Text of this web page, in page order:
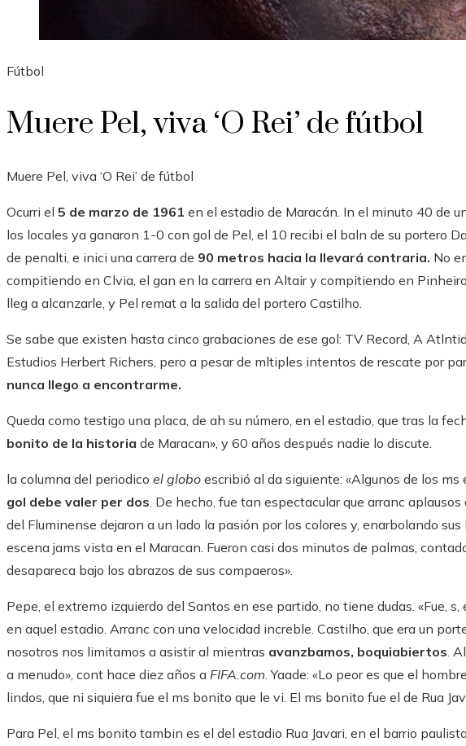
Fútbol
Muere Pel, viva ‘O Rei’ de fútbol
Muere Pel, viva ‘O Rei’ de fútbol
Ocurri el 5 de marzo de 1961 en el estadio de Maracán. In el minuto 40 de
los locales ya ganaron 1-0 con gol de Pel, el 10 recibi el baln de su portero
de penalti, e inici una carrera de 90 metros hacia la llevará contraria. No
compitiendo en Clvia, el gan en la carrera en Altair y compitiendo en
lleg a alcanzarle, y Pel remat a la salida del portero Castilho.
Se sabe que existen hasta cinco grabaciones de ese gol: TV Record, A
Estudios Herbert Richers, pero a pesar de mltiples intentos de rescate por
nunca llego a encontrarme.
Queda como testigo una placa, de ah su número, en el estadio, que tras la
bonito de la historia de Maracan», y 60 años después nadie lo discute.
la columna del periodico el globo escribió al da siguiente: «Algunos de los
gol debe valer per dos . De hecho, fue tan espectacular que arranc
del Fluminense dejaron a un lado la pasión por los colores y, enarbolando
escena jams vista en el Maracan. Fueron casi dos minutos de palmas,
desapareca bajo los abrazos de sus compaeros».
Pepe, el extremo izquierdo del Santos en ese partido, no tiene dudas. «Fue,
en aquel estadio. Arranc con una velocidad increble. Castilho, que era un
nosotros nos limitamos a asistir al mientras avanzbamos, boquiabiertos .
a menudo», cont hace diez años a FIFA.com . Yaade: «Lo peor es que el
lindos, que ni siquiera fue el ms bonito que le vi. El ms bonito fue el de Rua
Para Pel, el ms bonito tambin es el del estadio Rua Javari, en el barrio